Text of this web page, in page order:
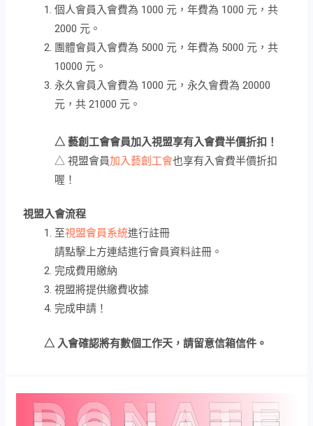
個人會員入會費為 1000 元，年費為 1000 元，共
2000 元。
團體會員入會費為 5000 元，年費為 5000 元，共
10000 元。
永久會員入會費為 1000 元，永久會費為 20000
元，共 21000 元。
△ 藝創工會會員加入視盟享有入會費半價折扣！
△ 視盟會員加入藝創工會也享有入會費半價折扣
喔！
視盟入會流程
至視盟會員系統進行註冊
請點擊上方連結進行會員資料註冊。
完成費用繳納
視盟將提供繳費收據
完成申請！
△ 入會確認將有數個工作天，請留意信箱信件。